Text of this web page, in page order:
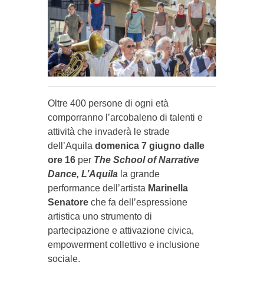
Oltre 400 persone di ogni età
comporranno l’arcobaleno di talenti e
attività che invaderà le strade
dell’Aquila domenica 7 giugno dalle
ore 16 per The School of Narrative
Dance, L’Aquilala grande
performance dell’artista Marinella
Senatoreche fa dell’espressione
artistica uno strumento di
partecipazione e attivazione civica,
empowerment collettivo e inclusione
sociale.